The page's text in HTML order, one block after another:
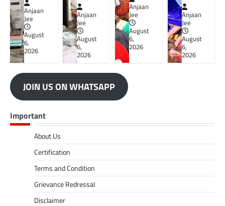
Anjaan
Jee
August
6,
2026
Anjaan
Jee
August
6,
2026
Anjaan
Jee
August
6,
2026
Anjaan
Jee
August
6,
2026
JOIN US ON WHATSAPP
Important
About Us
Certification
Terms and Condition
Grievance Redressal
Disclaimer